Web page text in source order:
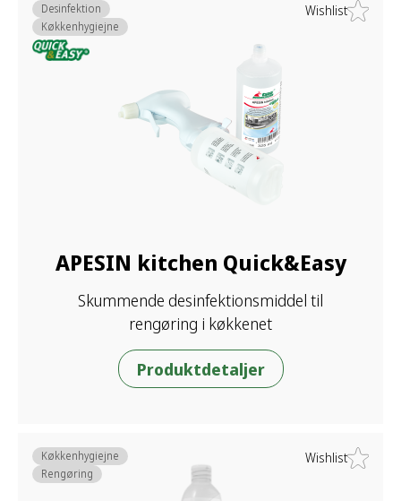
Wishlist
APESIN kitchen Quick&Easy
Skummende desinfektionsmiddel til
rengøring i køkkenet
Desinfektion
Køkkenhygiejne
Produktdetaljer
Wishlist
Køkkenhygiejne
Rengøring